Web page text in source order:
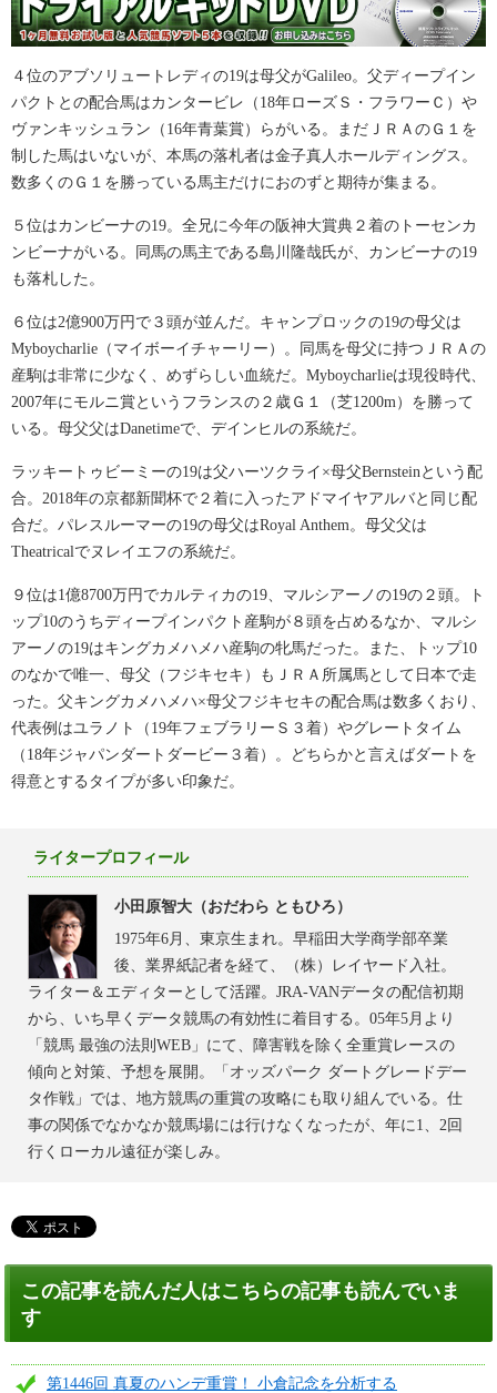
４位のアブソリュートレディの19は母父がGalileo。父ディープイン
パクトとの配合馬はカンタービレ（18年ローズＳ・フラワーＣ）や
ヴァンキッシュラン（16年青葉賞）らがいる。まだＪＲＡのＧ１を
制した馬はいないが、本馬の落札者は金子真人ホールディングス。
数多くのＧ１を勝っている馬主だけにおのずと期待が集まる。
５位はカンビーナの19。全兄に今年の阪神大賞典２着のトーセンカ
ンビーナがいる。同馬の馬主である島川隆哉氏が、カンビーナの19
も落札した。
６位は2億900万円で３頭が並んだ。キャンプロックの19の母父は
Myboycharlie（マイボーイチャーリー）。同馬を母父に持つＪＲＡの
産駒は非常に少なく、めずらしい血統だ。Myboycharlieは現役時代、
2007年にモルニ賞というフランスの２歳Ｇ１（芝1200m）を勝って
いる。母父父はDanetimeで、デインヒルの系統だ。
ラッキートゥビーミーの19は父ハーツクライ×母父Bernsteinという配
合。2018年の京都新聞杯で２着に入ったアドマイヤアルバと同じ配
合だ。パレスルーマーの19の母父はRoyal Anthem。母父父は
Theatricalでヌレイエフの系統だ。
９位は1億8700万円でカルティカの19、マルシアーノの19の２頭。ト
ップ10のうちディープインパクト産駒が８頭を占めるなか、マルシ
アーノの19はキングカメハメハ産駒の牝馬だった。また、トップ10
のなかで唯一、母父（フジキセキ）もＪＲＡ所属馬として日本で走
った。父キングカメハメハ×母父フジキセキの配合馬は数多くおり、
代表例はユラノト（19年フェブラリーＳ３着）やグレートタイム
（18年ジャパンダートダービー３着）。どちらかと言えばダートを
得意とするタイプが多い印象だ。
ライタープロフィール
小田原智大（おだわら ともひろ）
1975年6月、東京生まれ。早稲田大学商学部卒業
後、業界紙記者を経て、（株）レイヤード入社。
ライター＆エディターとして活躍。JRA-VANデータの配信初期
から、いち早くデータ競馬の有効性に着目する。05年5月より
「競馬 最強の法則WEB」にて、障害戦を除く全重賞レースの
傾向と対策、予想を展開。「オッズパーク ダートグレードデー
タ作戦」では、地方競馬の重賞の攻略にも取り組んでいる。仕
事の関係でなかなか競馬場には行けなくなったが、年に1、2回
行くローカル遠征が楽しみ。
この記事を読んだ人はこちらの記事も読んでいま
す
第1446回 真夏のハンデ重賞！ 小倉記念を分析する